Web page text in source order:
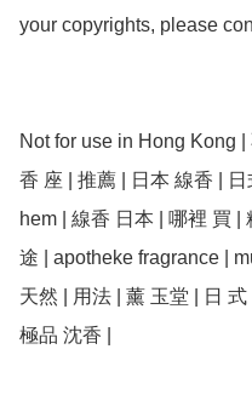
your copyrights, please
Not for use in Hong Kong
香 座 | 推薦 | 日本 線香 | 日
hem | 線香 日本 | 哪裡 買 |
途 | apotheke fragrance |
天然 | 用法 | 薰 玉堂 | 日 式
極品 沈香 |